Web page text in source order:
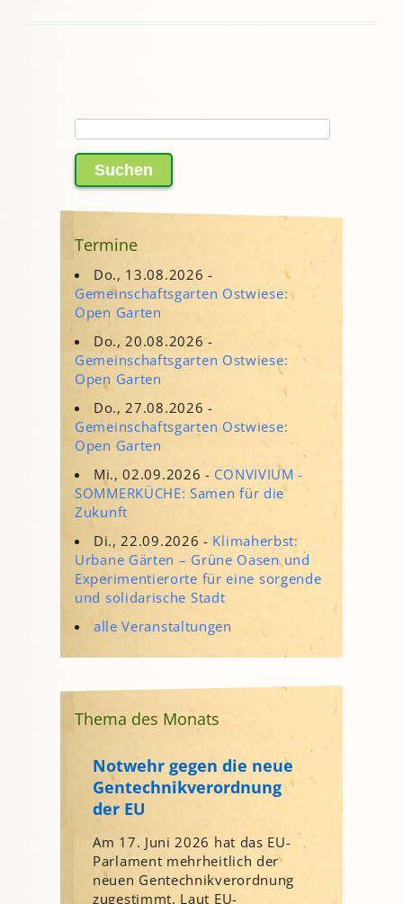
nach:
Termine
Do., 13.08.2026 -
Gemeinschaftsgarten Ostwiese:
Open Garten
Do., 20.08.2026 -
Gemeinschaftsgarten Ostwiese:
Open Garten
Do., 27.08.2026 -
Gemeinschaftsgarten Ostwiese:
Open Garten
Mi., 02.09.2026 - CONVIVIUM -
SOMMERKÜCHE: Samen für die
Zukunft
Di., 22.09.2026 - Klimaherbst:
Urbane Gärten – Grüne Oasen und
Experimentierorte für eine sorgende
und solidarische Stadt
alle Veranstaltungen
Thema des Monats
Notwehr gegen die neue
Gentechnikverordnung
der EU
Am 17. Juni 2026 hat das EU-
Parlament mehrheitlich der
neuen Gentechnikverordnung
zugestimmt. Laut EU-